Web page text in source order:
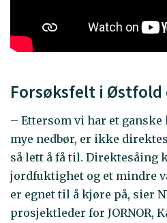
Forsøksfelt i Østfold
– Ettersom vi har et
mye nedbør, er ikke
så lett å få til. Direktesåing
jordfuktighet og et mindre
er egnet til å kjøre på, sier
prosjektleder for JORNOR,